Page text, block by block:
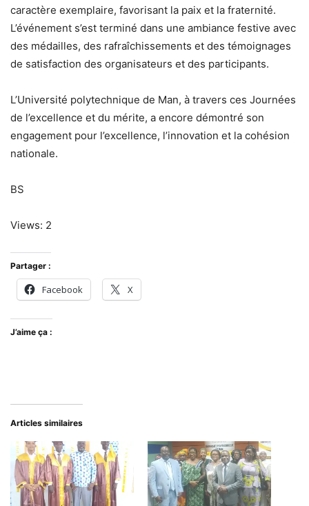
caractère exemplaire, favorisant la paix et la fraternité.
L’événement s’est terminé dans une ambiance festive avec
des médailles, des rafraîchissements et des témoignages
de satisfaction des organisateurs et des participants.
L’Université polytechnique de Man, à travers ces Journées
de l’excellence et du mérite, a encore démontré son
engagement pour l’excellence, l’innovation et la cohésion
nationale.
BS
Views: 2
Partager :
Facebook X
J’aime ça :
Articles similaires